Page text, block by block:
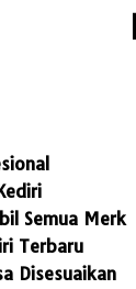
Semua Merk
Terbaru
Disesuaikan